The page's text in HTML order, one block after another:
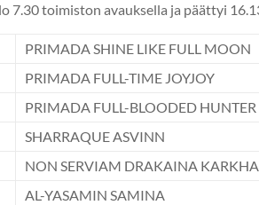
7.30 toimiston avauksella ja päättyi
PRIMADA SHINE LIKE FULL MOON
PRIMADA FULL-TIME JOYJOY
PRIMADA FULL-BLOODED HUNTER
SHARRAQUE ASVINN
NON SERVIAM DRAKAINA
AL-YASAMIN SAMINA